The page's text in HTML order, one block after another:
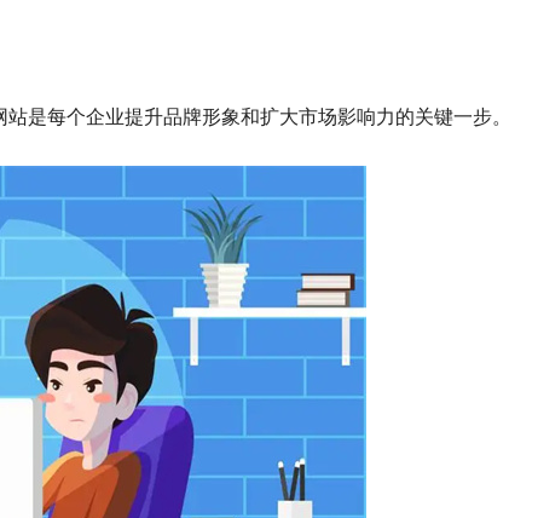
是每个企业提升品牌形象和扩大市场影响力的关键一步。